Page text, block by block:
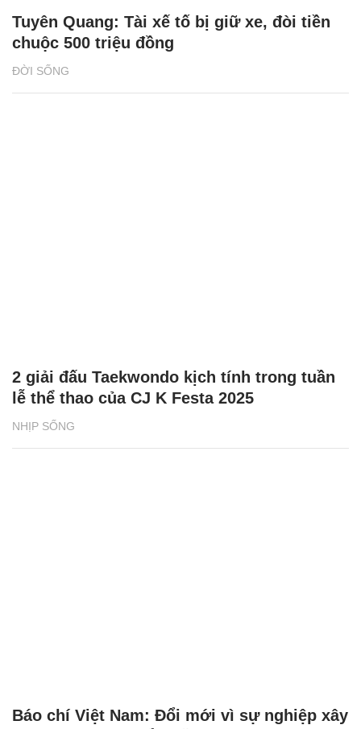
ĐỜI SỐNG
Tuyên Quang: Tài xế tố bị giữ xe, đòi tiền
chuộc 500 triệu đồng
NHỊP SỐNG
2 giải đấu Taekwondo kịch tính trong tuần
lễ thể thao của CJ K Festa 2025
Báo chí Việt Nam: Đổi mới vì sự nghiệp xây